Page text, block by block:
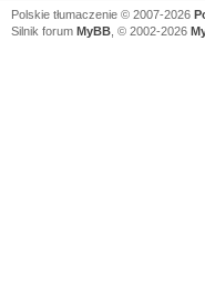
Polskie tłumaczenie © 2007-2026
Silnik forum MyBB , © 2002-2026